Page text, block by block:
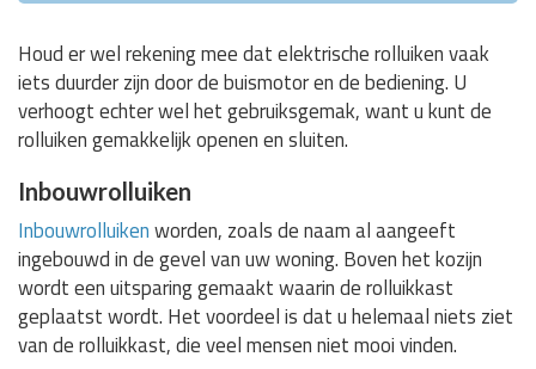
Houd er wel rekening mee dat elektrische rolluiken vaak
iets duurder zijn door de buismotor en de bediening. U
verhoogt echter wel het gebruiksgemak, want u kunt de
rolluiken gemakkelijk openen en sluiten.
Inbouwrolluiken
Inbouwrolluikenworden, zoals de naam al aangeeft
ingebouwd in de gevel van uw woning. Boven het kozijn
wordt een uitsparing gemaakt waarin de rolluikkast
geplaatst wordt. Het voordeel is dat u helemaal niets ziet
van de rolluikkast, die veel mensen niet mooi vinden.